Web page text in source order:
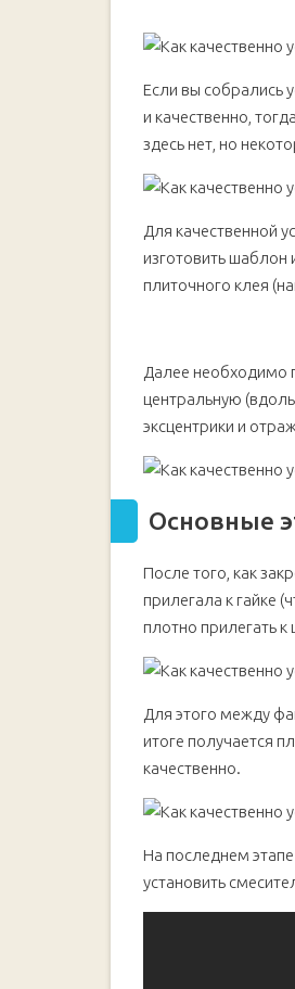
Если вы собрались
и качественно,
здесь нет, но
Для качественной
изготовить
плиточного клея
Далее необходимо
центральную
эксцентрики и
Основные
После того, как
прилегала к гайке
плотно прилегать
Для этого между
итоге получается
качественно.
На последнем этапе
установить